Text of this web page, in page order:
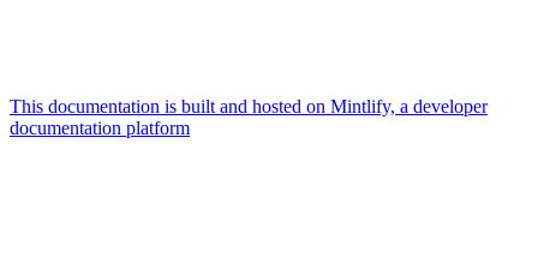
This documentation is built and hosted on Mintlify, a developer
documentation platform